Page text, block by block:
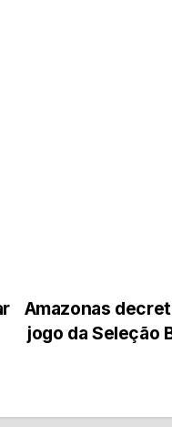
Amazonas
jogo da Seleção